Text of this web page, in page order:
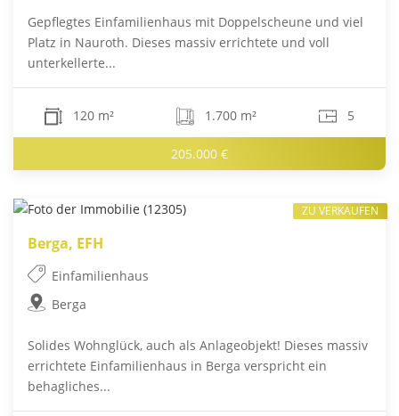
Gepflegtes Einfamilienhaus mit Doppelscheune und viel
Platz in Nauroth. Dieses massiv errichtete und voll
unterkellerte...
120 m² 1.700 m² 5
205.000 €
Berga, EFH
Einfamilienhaus
Berga
Solides Wohnglück, auch als Anlageobjekt! Dieses massiv
errichtete Einfamilienhaus in Berga verspricht ein
behagliches...
ZU VERKAUFEN